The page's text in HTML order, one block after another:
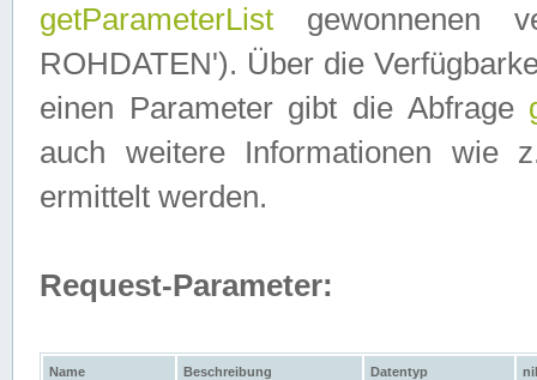
getParameterList gewonnenen
ROHDATEN'). Über die
einen Parameter gibt die Abfrage
auch weitere Informationen wie
ermittelt werden.
Request-Parameter:
Name Beschreibung Datentyp nil